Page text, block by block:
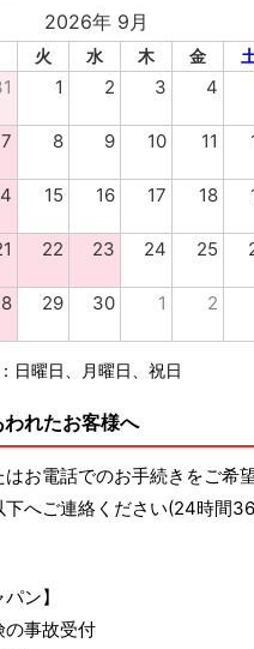
2026年 9月
火 水 木 金
1 2 3 4
7 8 9 10 11
15 16 17 18
22 23 24 25
29 30 1 2
日曜日、月曜日、祝日
われたお客様へ
はお電話でのお手続きをご希
へご連絡ください(24時間
ン】
の事故受付